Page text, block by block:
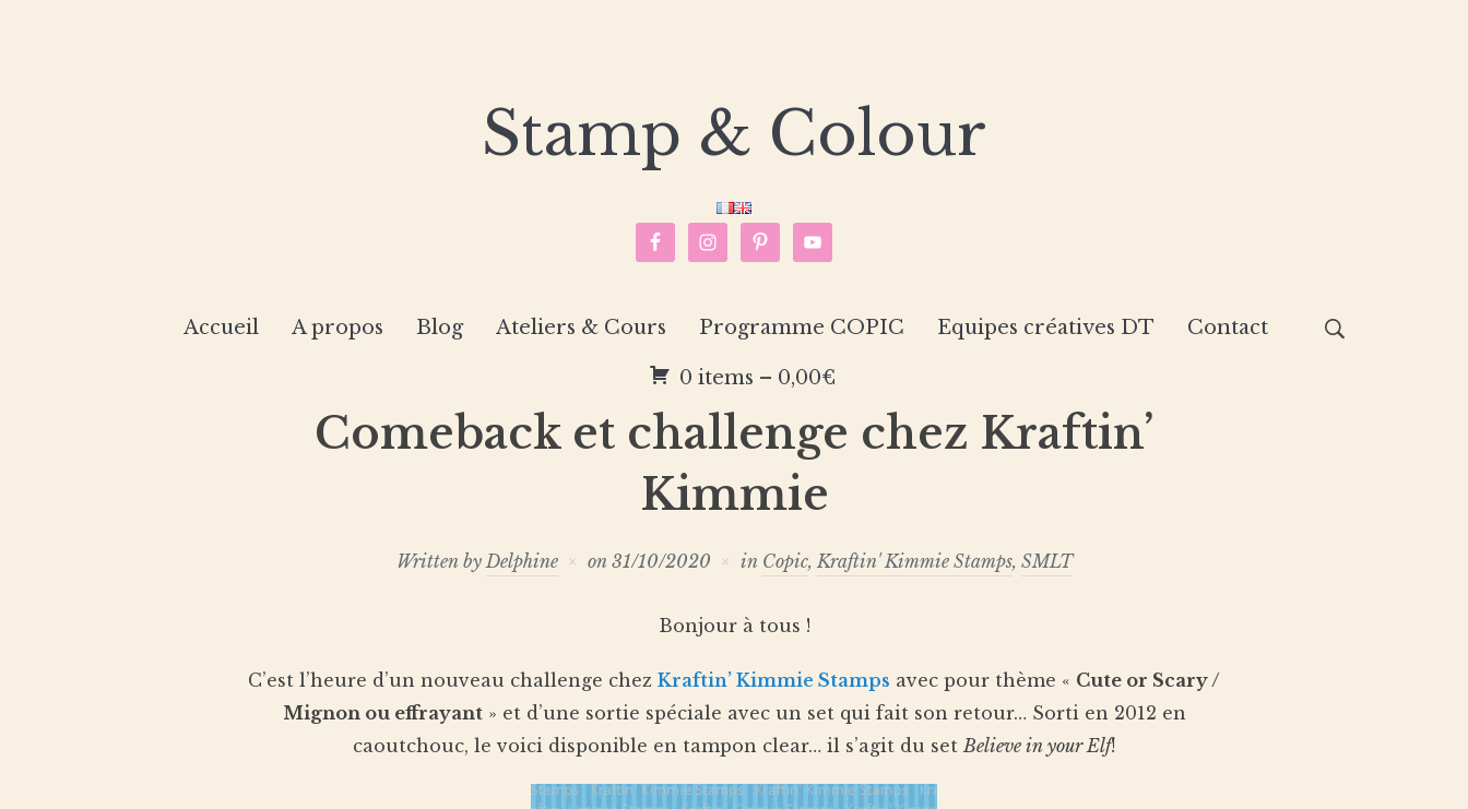
Stamp & Colour
Accueil A propos Blog Ateliers & Cours Programme COPIC Equipes créatives DT Contact
0 items – 0,00€
Comeback et challenge chez Kraftin’
Kimmie
Written byDelphine on 31/10/2020 in Copic,Kraftin' Kimmie Stamps, SMLT
Bonjour à tous !
C’est l’heure d’un nouveau challenge chez Kraftin’ Kimmie Stamps avec pour thème « Cute or Scary /
Mignon ou effrayant» et d’une sortie spéciale avec un set qui fait son retour… Sorti en 2012 en
caoutchouc, le voici disponible en tampon clear… il s’agit du setBelieve in your Elf!